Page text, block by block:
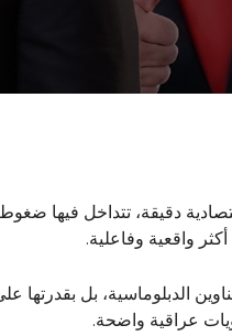
دقيقة، تتداخل فيها
واقعية وفاعلية.
الدبلوماسية، بل
عراقية واضحة.